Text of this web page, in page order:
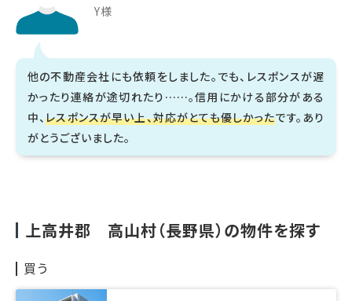
Y様
他の不動産会社にも依頼をしました。でも、レスポンスが遅
かったり連絡が途切れたり……。信用にかける部分がある
中、レスポンスが早い上、対応がとても優しかったです。あり
がとうございました。
上高井郡 高山村（長野県）の物件を探す
買う